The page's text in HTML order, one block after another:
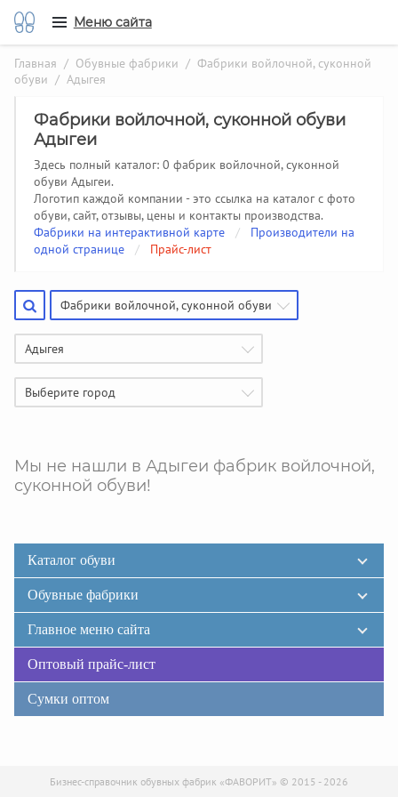
Меню сайта
Главная / Обувные фабрики / Фабрики войлочной, суконной
обуви / Адыгея
Фабрики войлочной, суконной обуви
Адыгеи
Здесь полный каталог: 0 фабрик войлочной, суконной
обуви Адыгеи.
Логотип каждой компании - это ссылка на каталог с фото
обуви, сайт, отзывы, цены и контакты производства.
Фабрики на интерактивной карте
/
Производители на
одной странице
/ Прайс-лист
Фабрики войлочной, суконной обуви
Адыгея
Выберите город
Мы не нашли в Адыгеи фабрик войлочной,
суконной обуви!
Каталог обуви
Обувные фабрики
Главное меню сайта
Оптовый прайс-лист
Сумки оптом
Бизнес-справочник обувных фабрик «ФАВОРИТ» © 2015 - 2026